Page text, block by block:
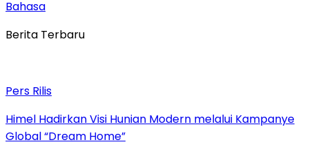
Bahasa
Berita Terbaru
Pers Rilis
Himel Hadirkan Visi Hunian Modern melalui Kampanye
Global “Dream Home”